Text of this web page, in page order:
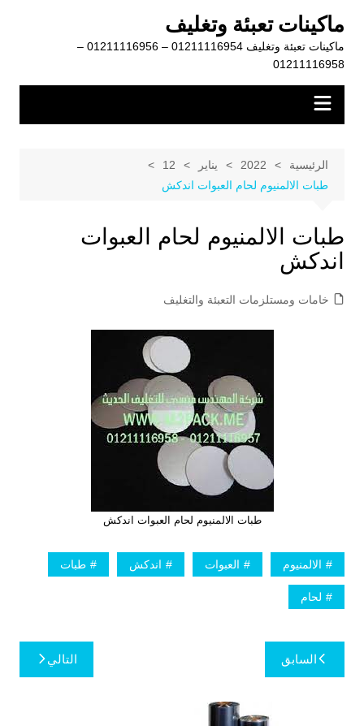
المحتوى
ماكينات تعبئة وتغليف
ماكينات تعبئة وتغليف 01211116954 – 01211116956 –
01211116958
الرئيسية 2022 يناير
12
طبات الالمنيوم لحام العبوات اندكش
طبات الالمنيوم لحام العبوات
اندكش
خامات ومستلزمات التعبئة والتغليف
طبات الالمنيوم لحام العبوات اندكش
الالمنيوم العبوات اندكش طبات
لحام
تصفّح
المقالات
السابق التالي